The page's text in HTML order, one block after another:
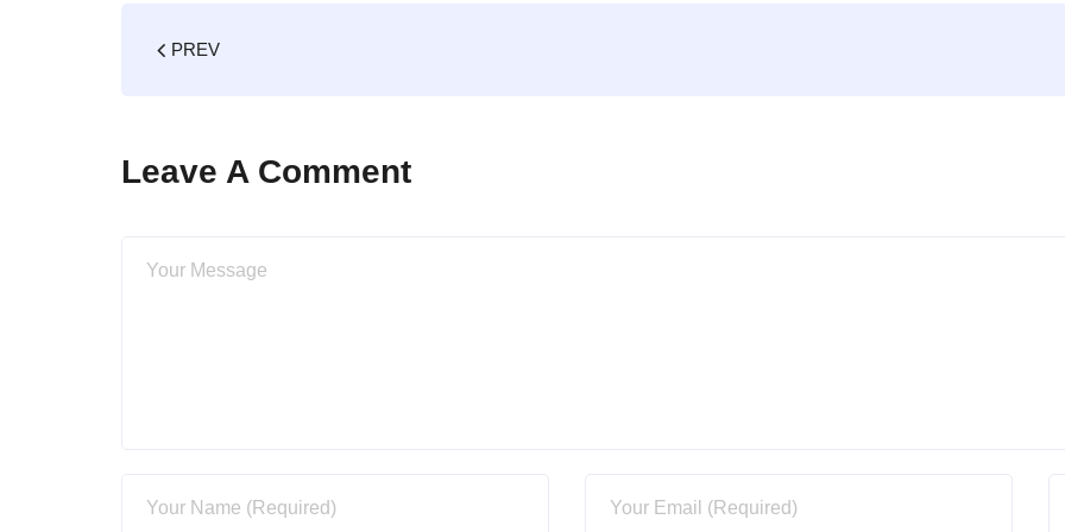
PREV
Leave A Comment